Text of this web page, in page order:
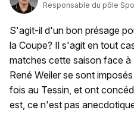
Responsable du pôle
S'agit-il d'un bon présage
la Coupe? Il s'agit en tout
matches cette saison face à
René Weiler se sont
fois au Tessin, et ont
est, ce n'est pas